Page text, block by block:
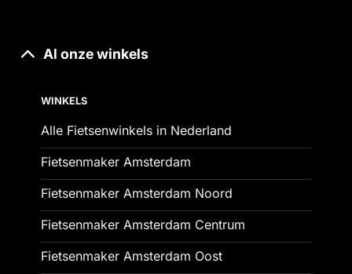
Al onze winkels
WINKELS
Alle Fietsenwinkels in Nederland
Fietsenmaker Amsterdam
Fietsenmaker Amsterdam Noord
Fietsenmaker Amsterdam Centrum
Fietsenmaker Amsterdam Oost